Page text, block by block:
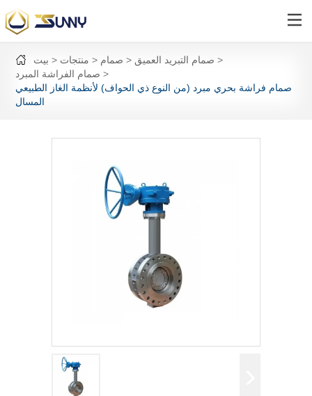
بيت منتجات صمام
صمام التبريد العميق
صمام الفراشة المبرد
صمام فراشة بحري مبرد (من النوع ذي الحواف) لأنظمة الغاز الطبيعي
المسال